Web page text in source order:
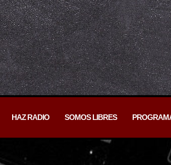
HAZ RADIO SOMOS LIBRES